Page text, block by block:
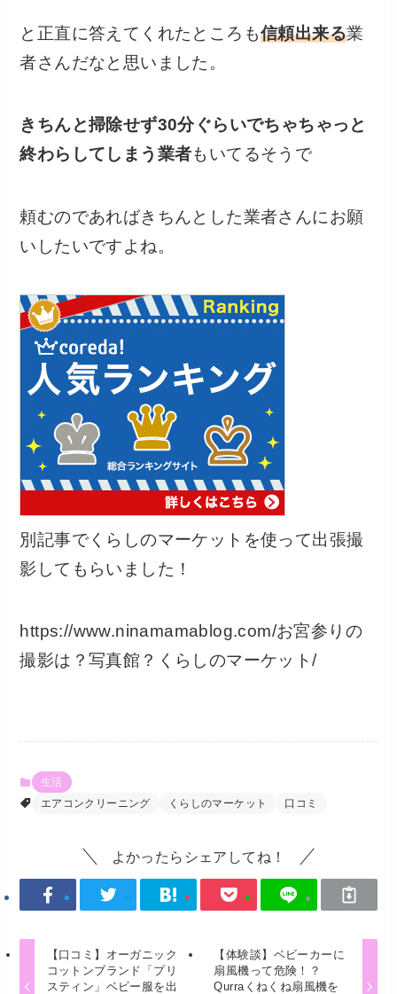
と正直に答えてくれたところも信頼出来る業
者さんだなと思いました。
きちんと掃除せず30分ぐらいでちゃちゃっと
終わらしてしまう業者もいてるそうで
頼むのであればきちんとした業者さんにお願
いしたいですよね。
別記事でくらしのマーケットを使って出張撮
影してもらいました！
https://www.ninamamablog.com/お宮参りの
撮影は？写真館？くらしのマーケット/
生活
エアコンクリーニング
くらしのマーケット 口コミ
よかったらシェアしてね！
【口コミ】オーガニック
コットンブランド「プリ
スティン」ベビー服を出
【体験談】ベビーカーに
扇風機って危険！？
Qurraくねくね扇風機を